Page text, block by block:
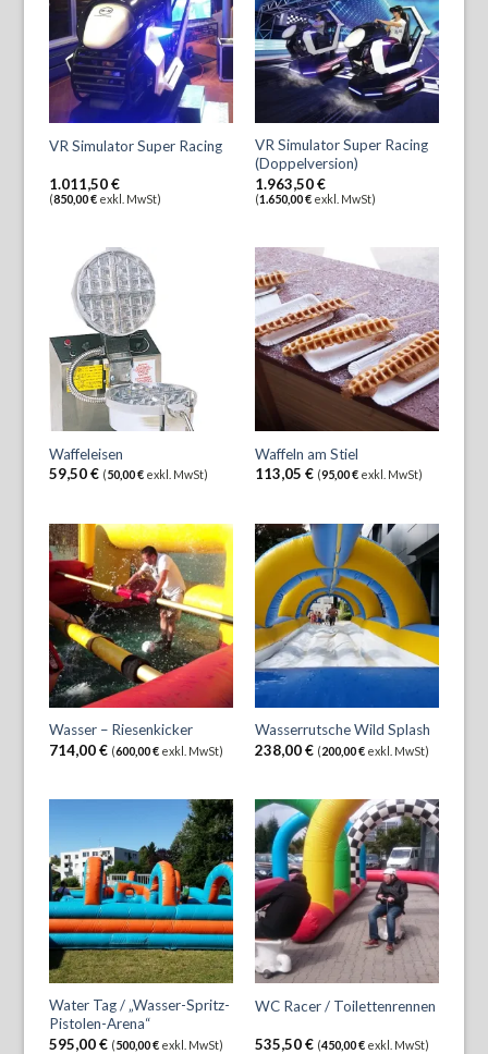
VR Simulator Super Racing
1.011,50€
(850,00€ exkl. MwSt)
VR Simulator Super Racing
(Doppelversion)
1.963,50€
(1.650,00€exkl. MwSt)
Waffeleisen
59,50€ (50,00€ exkl. MwSt)
Waffeln am Stiel
113,05 € (95,00€exkl. MwSt)
Wasser – Riesenkicker
714,00€ (600,00€ exkl. MwSt)
Wasserrutsche Wild Splash
238,00€ (200,00€exkl. MwSt)
Water Tag / „Wasser-Spritz-
Pistolen-Arena“
595,00€ (500,00€ exkl. MwSt)
WC Racer / Toilettenrennen
535,50€ (450,00€exkl. MwSt)